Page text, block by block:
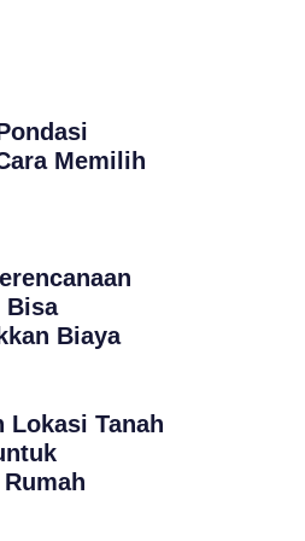
Memilih
Bisa
Biaya
Lokasi Tanah